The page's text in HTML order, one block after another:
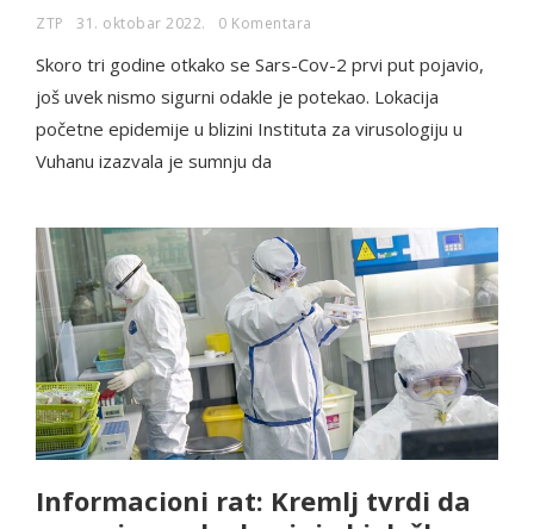
ZTP 31. oktobar 2022. 0 Komentara
Skoro tri godine otkako se Sars-Cov-2 prvi put pojavio,
još uvek nismo sigurni odakle je potekao. Lokacija
početne epidemije u blizini Instituta za virusologiju u
Vuhanu izazvala je sumnju da
Informacioni rat: Kremlj tvrdi da